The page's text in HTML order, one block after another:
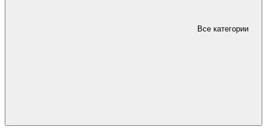
Все категории